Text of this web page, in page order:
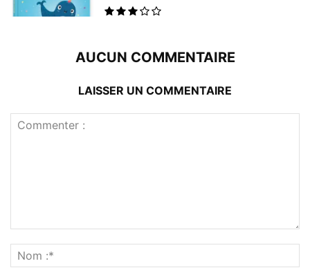
AUCUN COMMENTAIRE
LAISSER UN COMMENTAIRE